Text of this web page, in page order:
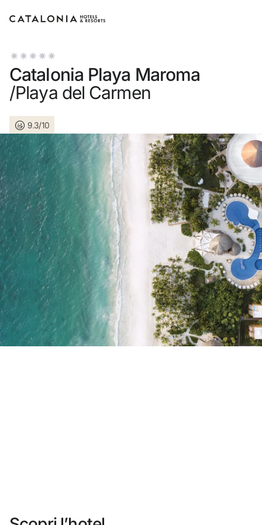
Accedi al tuo account
LOGIN
Hai dimenticato la password?
o usa una di queste opzioni
Entra con Google
Accedere solo con l’email
Non ti sei ancora registrato ?
Creare un account
Approfitta dei vantaggi di fare parte di
Catalonia Playa Maroma
/Playa del Carmen
9.3/10